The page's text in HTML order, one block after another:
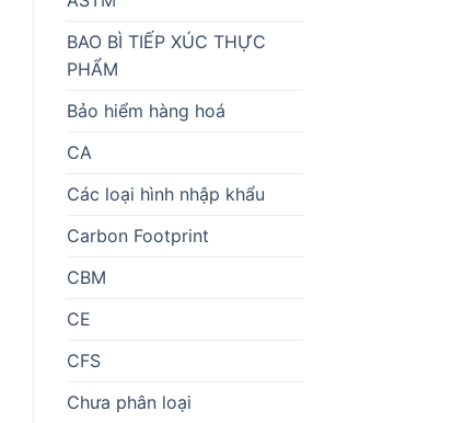
BAO BÌ TIẾP XÚC THỰC
PHẨM
Bảo hiểm hàng hoá
CA
Các loại hình nhập khẩu
Carbon Footprint
CBM
CE
CFS
Chưa phân loại